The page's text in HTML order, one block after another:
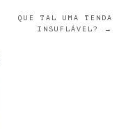
QUE TAL UMA TENDA
INSUFLÁVEL?
→